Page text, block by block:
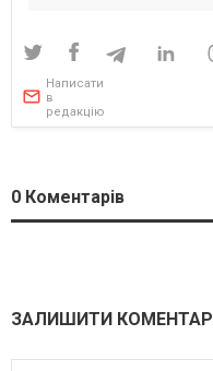
Написати
в
редакцію
0 Коментарів
ЗАЛИШИТИ КОМЕНТАР